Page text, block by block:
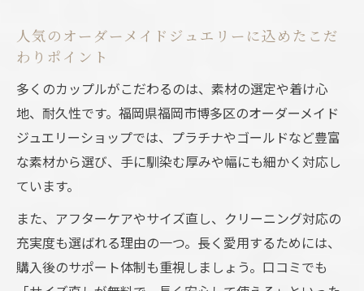
人気のオーダーメイドジュエリーに込めたこだ
わりポイント
多くのカップルがこだわるのは、素材の選定や着け心
地、耐久性です。福岡県福岡市博多区のオーダーメイド
ジュエリーショップでは、プラチナやゴールドなど豊富
な素材から選び、手に馴染む厚みや幅にも細かく対応し
ています。
また、アフターケアやサイズ直し、クリーニング対応の
充実度も選ばれる理由の一つ。長く愛用するためには、
購入後のサポート体制も重視しましょう。口コミでも